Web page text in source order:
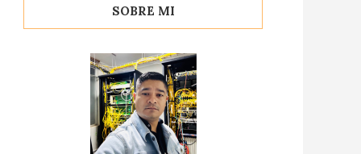
SOBRE MI